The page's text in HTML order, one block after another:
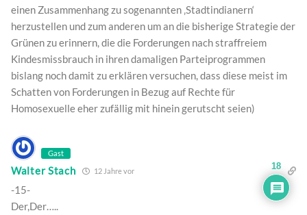
einen Zusammenhang zu sogenannten ‚Stadtindianern‘
herzustellen und zum anderen um an die bisherige Strategie der
Grünen zu erinnern, die die Forderungen nach straffreiem
Kindesmissbrauch in ihren damaligen Parteiprogrammen
bislang noch damit zu erklären versuchen, dass diese meist im
Schatten von Forderungen in Bezug auf Rechte für
Homosexuelle eher zufällig mit hinein gerutscht seien)
Gast
Walter Stach 12 Jahre vor
-15-
Der,Der…..
18